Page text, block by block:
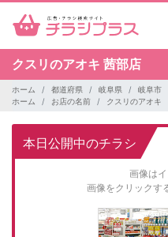
クスリのアオキ 茜部店
ホーム 都道府県 岐阜県
岐阜市
ホーム
お店の名前 クスリのアオキ
本日公開中のチラシ
画像はイ
画像をクリックす